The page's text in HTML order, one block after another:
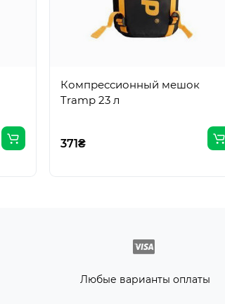
Компрессионный мешок
Tramp 23 л
371₴
Любые варианты оплаты